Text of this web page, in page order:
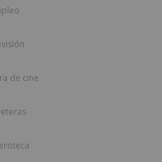
de cine